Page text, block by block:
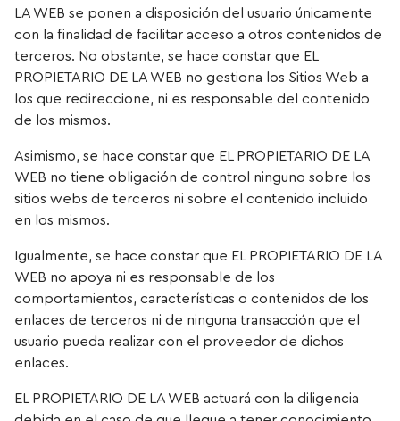
LA WEB se ponen a disposición del usuario únicamente
con la finalidad de facilitar acceso a otros contenidos de
terceros. No obstante, se hace constar que EL
PROPIETARIO DE LA WEB no gestiona los Sitios Web a
los que redireccione, ni es responsable del contenido
de los mismos.
Asimismo, se hace constar que EL PROPIETARIO DE LA
WEB no tiene obligación de control ninguno sobre los
sitios webs de terceros ni sobre el contenido incluido
en los mismos.
Igualmente, se hace constar que EL PROPIETARIO DE LA
WEB no apoya ni es responsable de los
comportamientos, características o contenidos de los
enlaces de terceros ni de ninguna transacción que el
usuario pueda realizar con el proveedor de dichos
enlaces.
EL PROPIETARIO DE LA WEB actuará con la diligencia